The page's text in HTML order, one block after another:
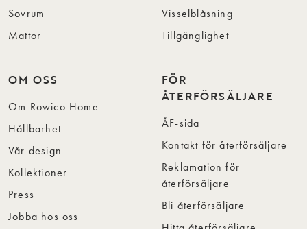
Sovrum
Mattor
Visselblåsning
Tillgänglighet
OM OSS
Om Rowico Home
Hållbarhet
Vår design
Kollektioner
Press
Jobba hos oss
FÖR
ÅTERFÖRSÄLJARE
ÅF-sida
Kontakt för återförsäljare
Reklamation för
återförsäljare
Bli återförsäljare